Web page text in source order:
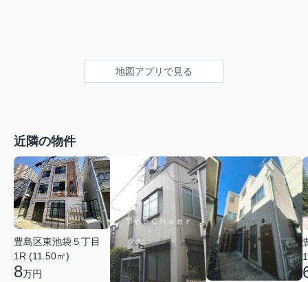
地図アプリで見る
近隣の物件
豊島区東池袋５丁目
1R (11.50㎡)
8万円